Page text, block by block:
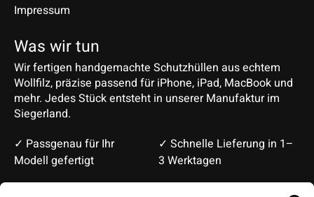
Impressum
Was wir tun
Wir fertigen handgemachte Schutzhüllen aus echtem
Wollfilz, präzise passend für iPhone, iPad, MacBook und
mehr. Jedes Stück entsteht in unserer Manufaktur im
Siegerland.
✓ Passgenau für Ihr
Modell gefertigt
✓ Schnelle Lieferung in 1–
3 Werktagen